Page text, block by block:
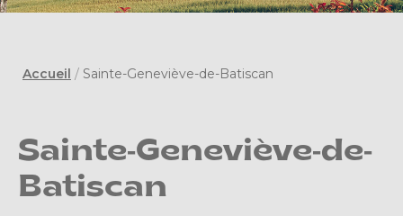
Accueil / Sainte-Geneviève-de-Batiscan
Sainte-Geneviève-de-
Batiscan